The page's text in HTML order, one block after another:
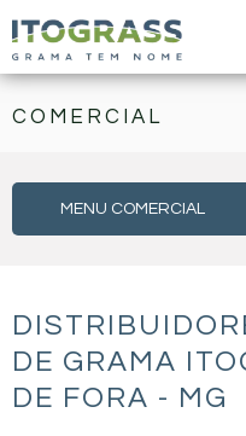
COMERCIAL
MENU COMERCIAL
DE GRAMA
DE FORA - MG